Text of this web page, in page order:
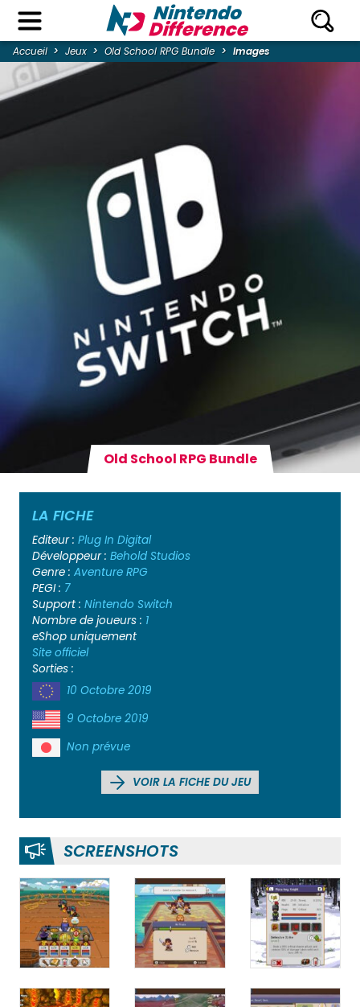
Accueil Jeux Old School RPG Bundle Images
Old School RPG Bundle
LA FICHE
Editeur : Plug In Digital
Développeur : Behold Studios
Genre : Aventure RPG
PEGI : 7
Support : Nintendo Switch
Nombre de joueurs : 1
eShop uniquement
Site officiel
Sorties :
10 Octobre 2019
9 Octobre 2019
Non prévue
VOIR LA FICHE DU JEU
SCREENSHOTS